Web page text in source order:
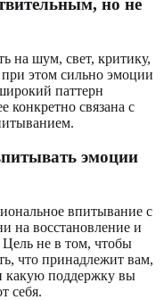
но не
на шум, свет, критику,
этом сильно эмоции
паттерн
конкретно связана с
эмоции
впитывание с
на восстановление и
Цель не в том, чтобы
что принадлежит вам,
какую поддержку вы
себя.